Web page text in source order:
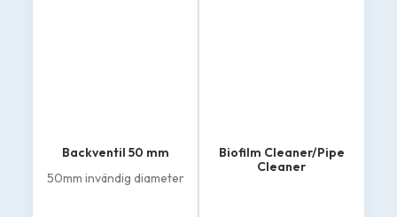
Backventil 50 mm
50mm invändig diameter
Biofilm Cleaner/Pipe
Cleaner